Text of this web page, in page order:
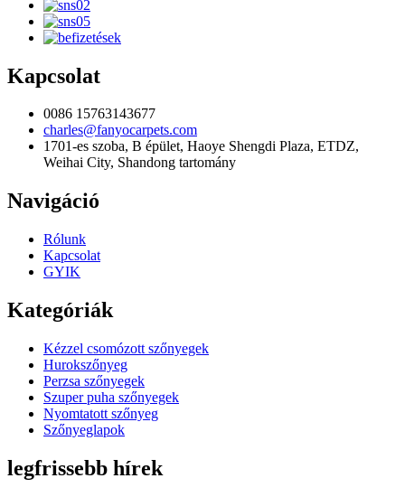
Kapcsolat
0086 15763143677
charles@fanyocarpets.com
1701-es szoba, B épület, Haoye Shengdi Plaza, ETDZ,
Weihai City, Shandong tartomány
Navigáció
Rólunk
Kapcsolat
GYIK
Kategóriák
Kézzel csomózott szőnyegek
Hurokszőnyeg
Perzsa szőnyegek
Szuper puha szőnyegek
Nyomtatott szőnyeg
Szőnyeglapok
legfrissebb hírek